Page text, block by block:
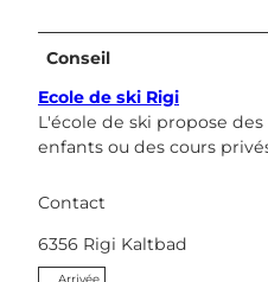
Conseil
Ecole de ski Rigi
L'école de ski propose
enfants ou des cours
Contact
6356 Rigi Kaltbad